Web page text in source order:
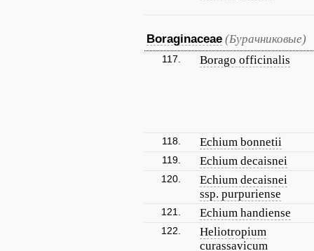
Boraginaceae (Бурачниковые)
117. Borago officinalis
118. Echium bonnetii
119. Echium decaisnei
120.
Echium decaisnei
ssp. purpuriense
121. Echium handiense
122.
Heliotropium
curassavicum